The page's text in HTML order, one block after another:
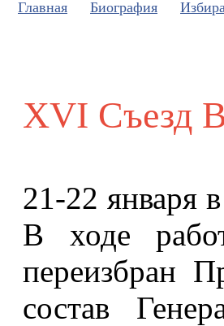
Главная Биография
XVI Съезд
21-22 января
В ходе
переизбран
состав